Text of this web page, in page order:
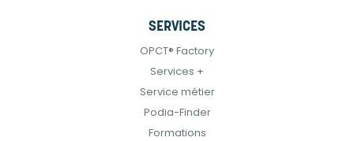
SERVICES
OPCT® Factory
Services +
Service métier
Podia-Finder
Formations